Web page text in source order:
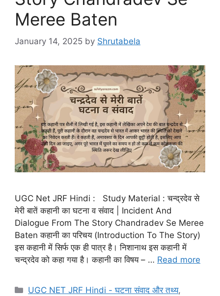
Meree Baten
January 14, 2025 by Shrutabela
UGC Net JRF Hindi : Study Material : चन्द्रदेव से
मेरी बातें कहानी का घटना व संवाद | Incident And
Dialogue From The Story Chandradev Se Meree
Baten कहानी का परिचय (Introduction To The Story)
इस कहानी में सिर्फ एक ही पात्र है। निशानाथ इस कहानी में
चन्द्रदेव को कहा गया है। कहानी का विषय – … Read more
UGC NET JRF Hindi - घटना संवाद और तथ्य,